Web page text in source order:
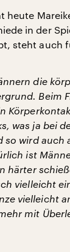
heute
in der
steht auch
die
Beim
was ja bei
so wird auch
ist
härter
vielleicht
vielleicht
mit